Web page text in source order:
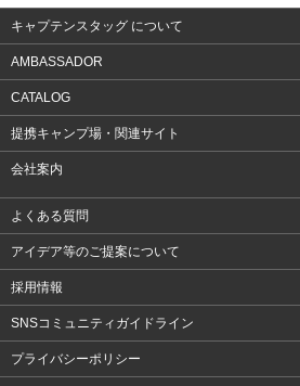
キャプテンスタッグ について
AMBASSADOR
CATALOG
提携キャンプ場・関連サイト
会社案内
よくある質問
アイデア等のご提案について
採用情報
SNSコミュニティガイドライン
プライバシーポリシー